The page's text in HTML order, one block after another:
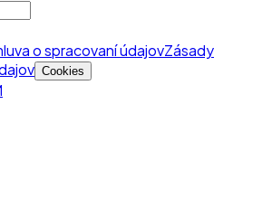
o spracovaní údajovZásady
Cookies